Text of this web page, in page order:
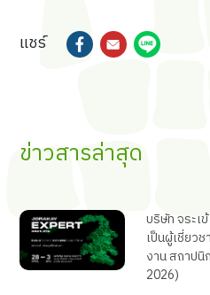
แชร์
ข่าวสารล่าสุด
บริษัท จระเ
เป็นผู้เชี่ยว
งาน สถาปนิ
2026)